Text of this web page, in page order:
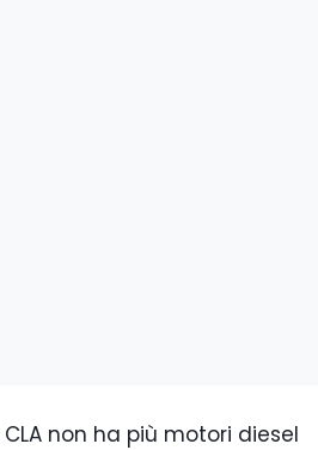
non ha più motori diesel